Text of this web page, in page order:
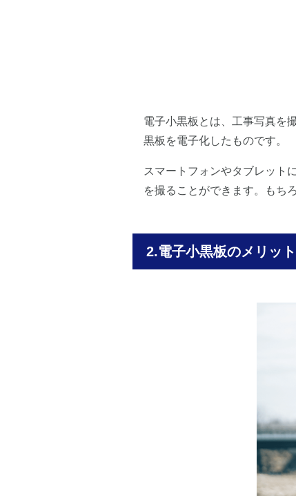
電子小黒板とは、工事写真を
黒板を電子化したものです。
スマートフォンやタブレット
を撮ることができます。もち
電子小黒板のメリッ